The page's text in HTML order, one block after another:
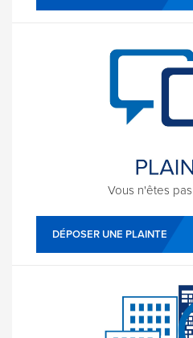
Vous n'êtes
DÉPOSER UNE PLAINTE